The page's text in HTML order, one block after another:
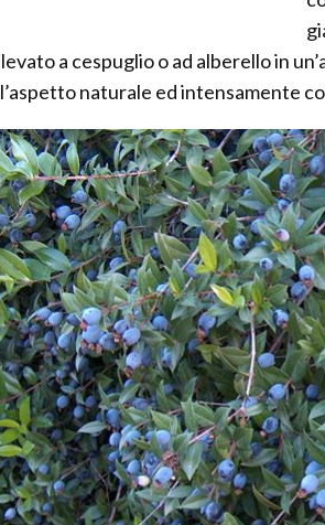
a cespuglio o ad alberello in
naturale ed intensamente